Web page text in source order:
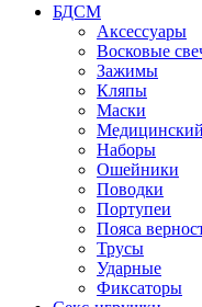
БДСМ
Аксессуары
Восковые
Зажимы
Кляпы
Маски
Наборы
Ошейники
Поводки
Портупеи
Пояса
Трусы
Ударные
Фиксаторы